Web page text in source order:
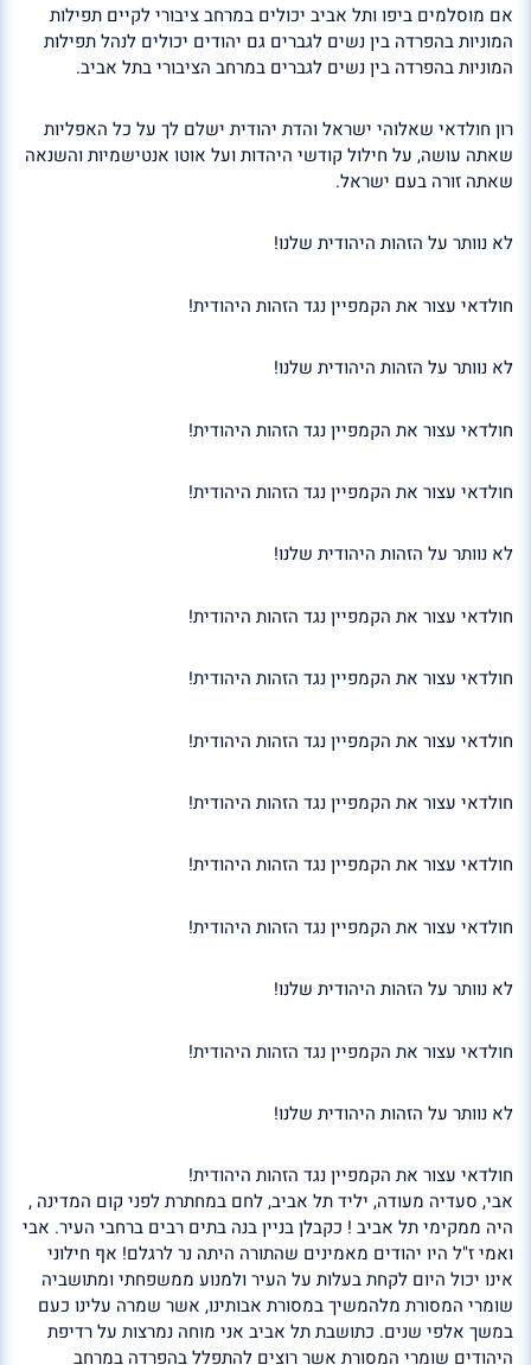
אם מוסלמים ביפו ותל אביב יכולים במרחב ציבורי לקיים תפילות
המוניות בהפרדה בין נשים לגברים גם יהודים יכולים לנהל תפילות
המוניות בהפרדה בין נשים לגברים במרחב הציבורי בתל אביב.
רון חולדאי שאלוהי ישראל והדת יהודית ישלם לך על כל האפליות
שאתה עושה, על חילול קודשי היהדות ועל אוטו אנטישמיות והשנאה
שאתה זורה בעם ישראל.
לא נוותר על הזהות היהודית שלנו!
חולדאי עצור את הקמפיין נגד הזהות היהודית!
לא נוותר על הזהות היהודית שלנו!
חולדאי עצור את הקמפיין נגד הזהות היהודית!
חולדאי עצור את הקמפיין נגד הזהות היהודית!
לא נוותר על הזהות היהודית שלנו!
חולדאי עצור את הקמפיין נגד הזהות היהודית!
חולדאי עצור את הקמפיין נגד הזהות היהודית!
חולדאי עצור את הקמפיין נגד הזהות היהודית!
חולדאי עצור את הקמפיין נגד הזהות היהודית!
חולדאי עצור את הקמפיין נגד הזהות היהודית!
חולדאי עצור את הקמפיין נגד הזהות היהודית!
לא נוותר על הזהות היהודית שלנו!
חולדאי עצור את הקמפיין נגד הזהות היהודית!
לא נוותר על הזהות היהודית שלנו!
חולדאי עצור את הקמפיין נגד הזהות היהודית!
אבי, סעדיה מעודה, יליד תל אביב, לחם במחתרת לפני קום המדינה ,
היה ממקימי תל אביב ! כקבלן בניין בנה בתים רבים ברחבי העיר. אבי
ואמי ז"ל היו יהודים מאמינים שהתורה היתה נר לרגלם! אף חילוני
אינו יכול היום לקחת בעלות על העיר ולמנוע ממשפחתי ומתושביה
שומרי המסורת מלהמשיך במסורת אבותינו, אשר שמרה עלינו כעם
במשך אלפי שנים. כתושבת תל אביב אני מוחה נמרצות על רדיפת
היהודים שומרי המסורת אשר רוצים להתפלל בהפרדה במרחב